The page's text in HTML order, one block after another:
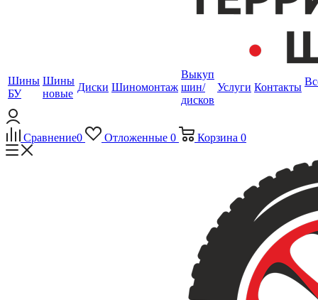
Шины
БУ
Шины
новые
Диски Шиномонтаж
Выкуп
шин/
дисков
Услуги Контакты
Сравнение0 Отложенные 0 Корзина 0